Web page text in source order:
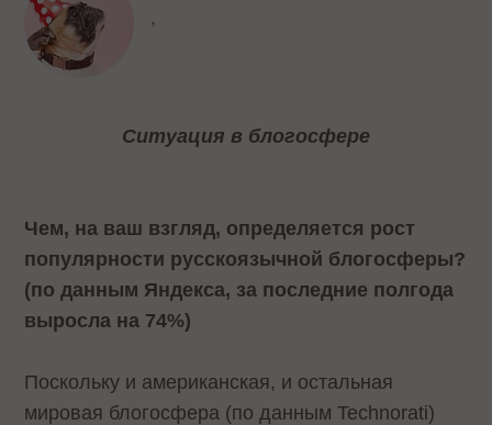
,
Ситуация в блогосфере
Чем, на ваш взгляд, определяется рост
популярности русскоязычной блогосферы?
(по данным Яндекса, за последние полгода
выросла на 74%)
Поскольку и американская, и остальная
мировая блогосфера (по данным Technorati)